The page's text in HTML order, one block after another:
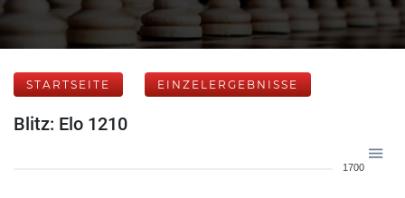
STARTSEITE EINZELERGEBNISSE
Blitz: Elo 1210
1700